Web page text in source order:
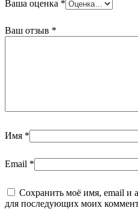
Ваша оценка *
Ваш отзыв *
Имя *
Email *
Сохранить моё имя, email и
для последующих моих